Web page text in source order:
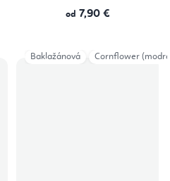
od 7,90 €
Baklažánová Cornflower